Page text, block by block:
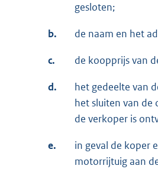
gesloten;
b. de naam en het
c. de koopprijs van
d.
het gedeelte van
het sluiten van de
de verkoper is
e.
in geval de koper
motorrijtuig aan